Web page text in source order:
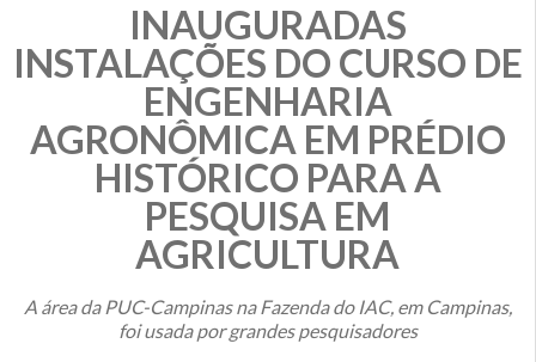
INAUGURADAS
INSTALAÇÕES DO CURSO DE
ENGENHARIA
AGRONÔMICA EM PRÉDIO
HISTÓRICO PARA A
PESQUISA EM
AGRICULTURA
A área da PUC-Campinas na Fazenda do IAC, em Campinas,
foi usada por grandes pesquisadores